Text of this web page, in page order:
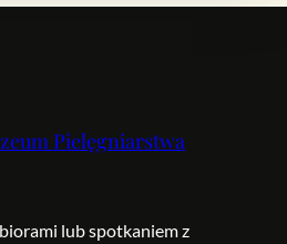
Pielęgniarstwa
lub spotkaniem z